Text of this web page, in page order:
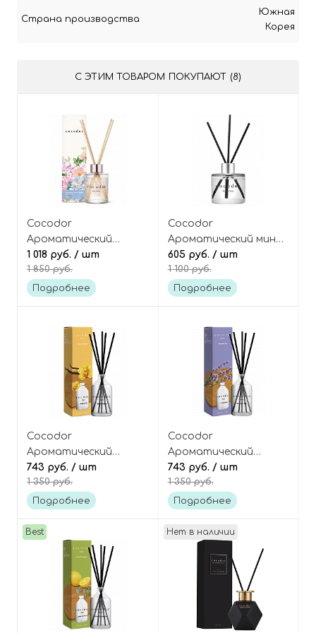
Страна производства
Южная
Корея
С ЭТИМ ТОВАРОМ ПОКУПАЮТ (8)
Cocodor
Ароматический
диффузор для дома
[Black Cherry - Тёмная
Вишня] Hydrangea
1 018 руб. / шт
1 850 руб.
Подробнее
Cocodor
Ароматический мини-
диффузор для дома
[Black Cherry - Тёмная
Вишня] Signature Reed
605 руб. / шт
1 100 руб.
Подробнее
Cocodor
Ароматический
диффузор для дома
[Vanilla Delight -
Ванильное
Reed Diffuser
743 руб. / шт
1 350 руб.
Подробнее
Cocodor
Ароматический
диффузор для дома
[Lavender Blue -
Голубая Лаванда]
743 руб. / шт
1 350 руб.
Подробнее
Best Нет в наличии